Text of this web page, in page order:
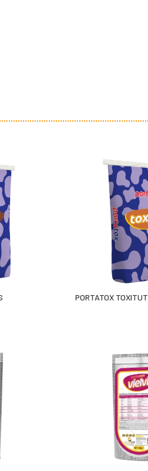
PORTATOX TOXITUT